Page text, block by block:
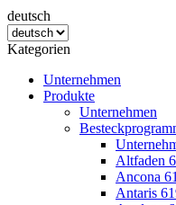
deutsch
Kategorien
Unternehmen
Produkte
Unternehmen
Altfaden
Ancona
Antaris